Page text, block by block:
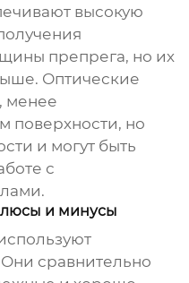
высокую
препрега, но их
Оптические
менее
поверхности, но
и могут быть
с
и минусы
Они сравнительно